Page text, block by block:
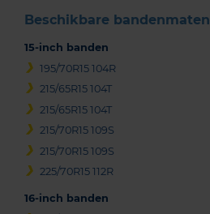
Beschikbare bandenmaten
15-inch banden
195/70R15 104R
215/65R15 104T
215/65R15 104T
215/70R15 109S
215/70R15 109S
225/70R15 112R
16-inch banden